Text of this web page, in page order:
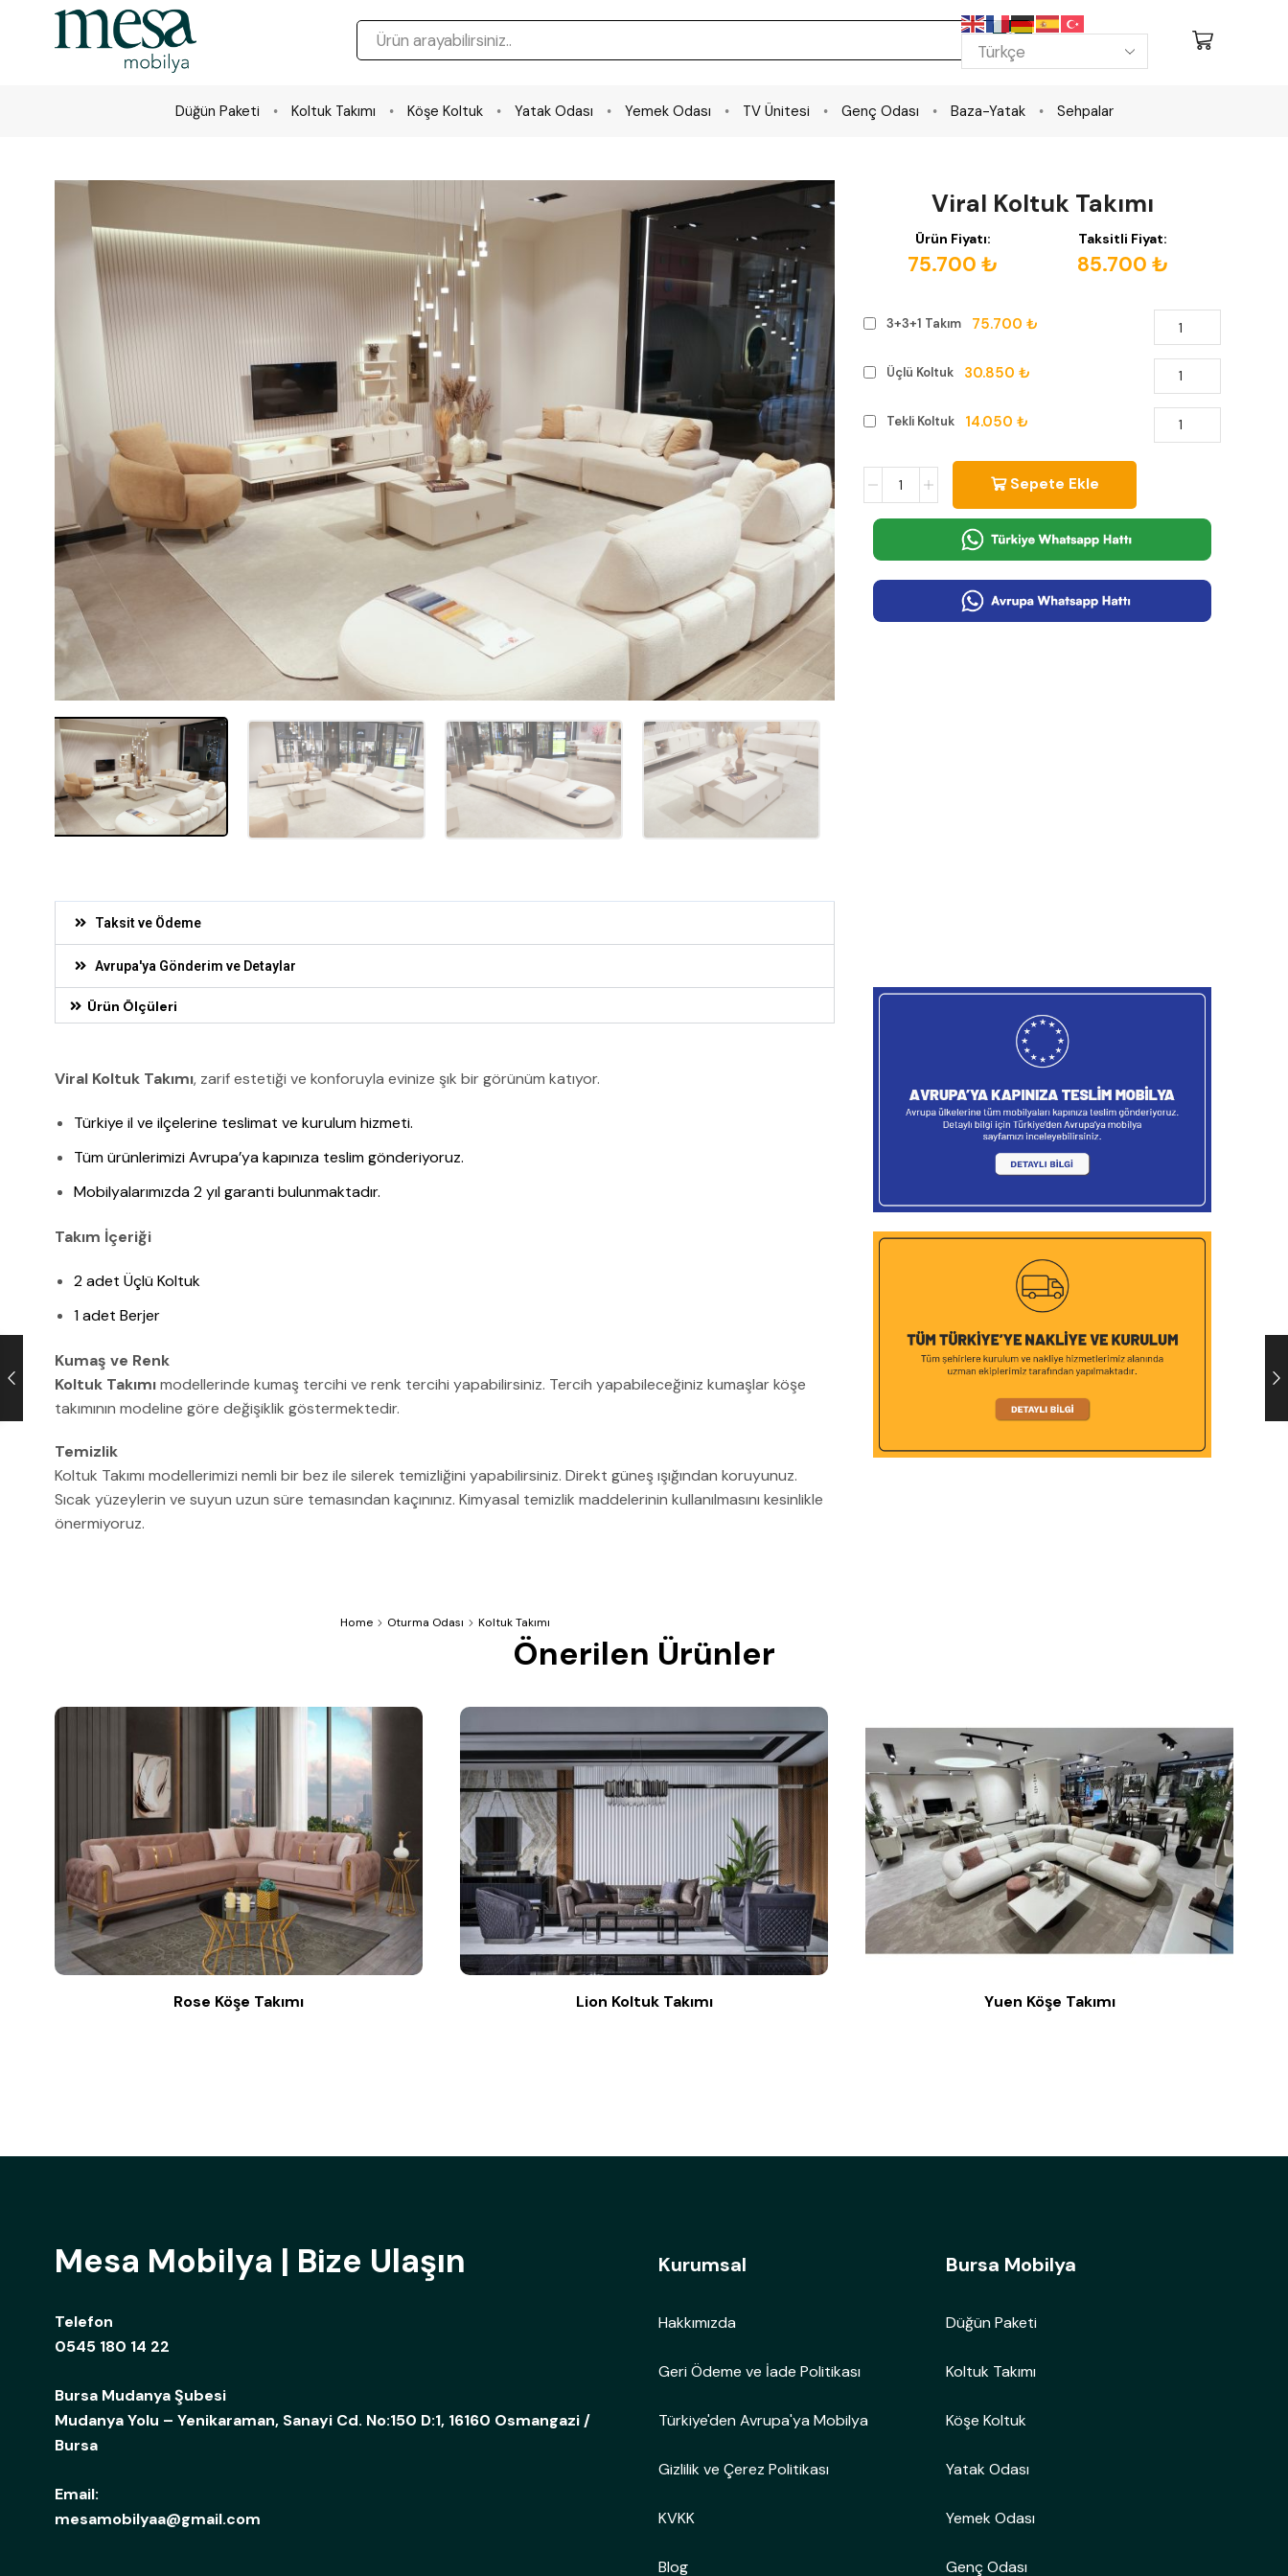
Düğün Paketi Koltuk Takımı Köşe Koltuk Yatak Odası Yemek Odası TV Ünitesi Genç Odası Baza-Yatak Sehpalar
Viral Koltuk Takımı
Ürün Fiyatı:
75.700 ₺
Taksitli Fiyat:
85.700 ₺
3+3+1 Takım 75.700 ₺
Üçlü Koltuk 30.850 ₺
Tekli Koltuk 14.050 ₺
Sepete Ekle
Taksit ve Ödeme
Avrupa'ya Gönderim ve Detaylar
Ürün Ölçüleri
Viral Koltuk Takımı, zarif estetiği ve konforuyla evinize şık bir görünüm katıyor.
Türkiye il ve ilçelerine teslimat ve kurulum hizmeti.
Tüm ürünlerimizi Avrupa’ya kapınıza teslim gönderiyoruz.
Mobilyalarımızda 2 yıl garanti bulunmaktadır.
Takım İçeriği
2 adet Üçlü Koltuk
1 adet Berjer
Kumaş ve Renk
Koltuk Takımımodellerinde kumaş tercihi ve renk tercihi yapabilirsiniz. Tercih yapabileceğiniz kumaşlar köşe
takımının modeline göre değişiklik göstermektedir.
Temizlik
Koltuk Takımı modellerimizi nemli bir bez ile silerek temizliğini yapabilirsiniz. Direkt güneş ışığından koruyunuz.
Sıcak yüzeylerin ve suyun uzun süre temasından kaçınınız. Kimyasal temizlik maddelerinin kullanılmasını kesinlikle
önermiyoruz.
Home Oturma Odası Koltuk Takımı
Önerilen Ürünler
Rose Köşe Takımı Lion Koltuk Takımı Yuen Köşe Takımı
Mesa Mobilya | Bize Ulaşın
Telefon
0545 180 14 22
Bursa Mudanya Şubesi
Mudanya Yolu – Yenikaraman, Sanayi Cd. No:150 D:1, 16160 Osmangazi /
Bursa
Email:
mesamobilyaa@gmail.com
Kurumsal
Hakkımızda
Geri Ödeme ve İade Politikası
Türkiye'den Avrupa'ya Mobilya
Gizlilik ve Çerez Politikası
KVKK
Blog
Bursa Mobilya
Düğün Paketi
Koltuk Takımı
Köşe Koltuk
Yatak Odası
Yemek Odası
Genç Odası